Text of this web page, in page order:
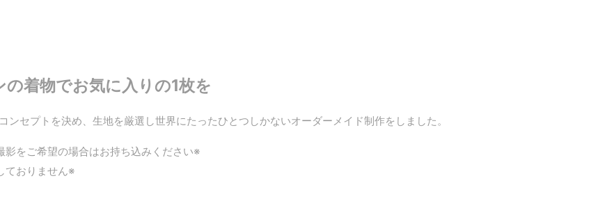
着物でお気に入りの1枚を
ンセプトを決め、生地を厳選し世界にたったひとつしかないオーダーメイド制作をしました。
影をご希望の場合はお持ち込みください※
ておりません※